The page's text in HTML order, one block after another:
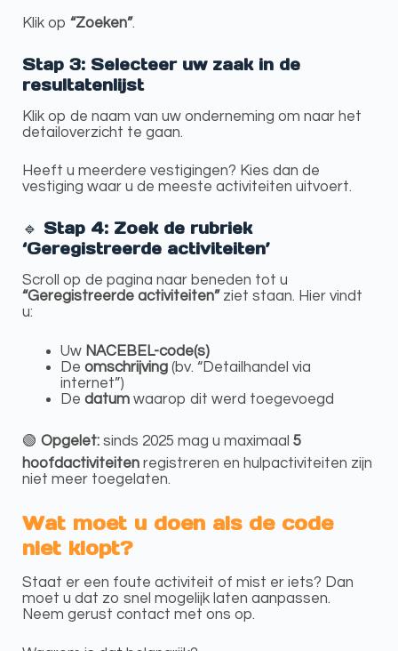
Klik op “Zoeken”.
Stap 3: Selecteer uw zaak in de
resultatenlijst
Klik op de naam van uw onderneming om naar het
detailoverzicht te gaan.
Heeft u meerdere vestigingen? Kies dan de
vestiging waar u de meeste activiteiten uitvoert.
🔹 Stap 4: Zoek de rubriek
‘Geregistreerde activiteiten’
Scroll op de pagina naar beneden tot u
“Geregistreerde activiteiten” ziet staan. Hier vindt
u:
Uw NACEBEL-code(s)
De omschrijving(bv. “Detailhandel via
internet”)
De datumwaarop dit werd toegevoegd
🟢 Opgelet: sinds 2025 mag u maximaal 5
hoofdactiviteiten registreren en hulpactiviteiten zijn
niet meer toegelaten.
Wat moet u doen als de code
niet klopt?
Staat er een foute activiteit of mist er iets? Dan
moet u dat zo snel mogelijk laten aanpassen.
Neem gerust contact met ons op.